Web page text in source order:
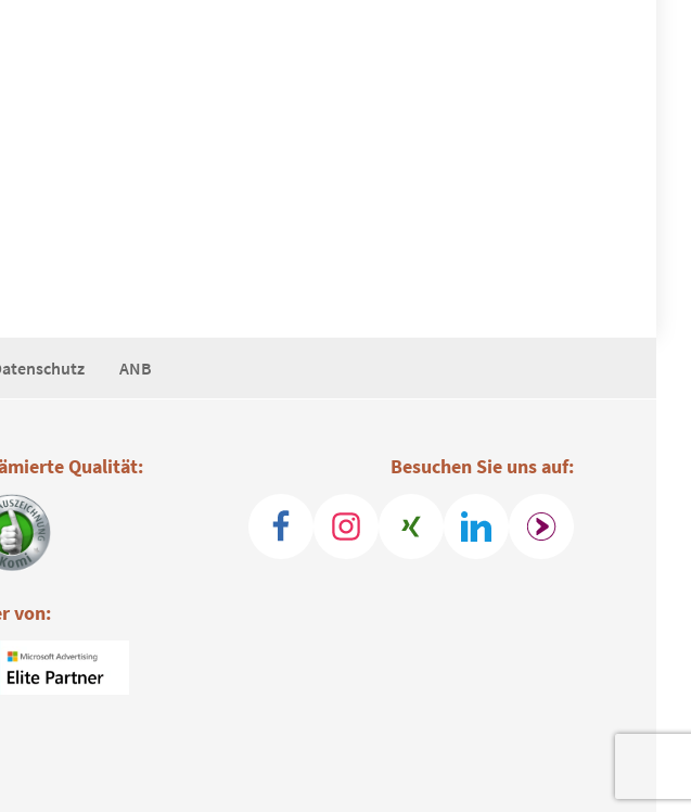
ANB
Besuchen Sie uns auf:
Qualität:
von: